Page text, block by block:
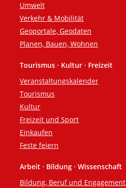
Umwelt
Verkehr & Mobilität
Geoportale, Geodaten
Planen, Bauen, Wohnen
Tourismus · Kultur · Freizeit
Veranstaltungskalender
Tourismus
Kultur
Freizeit und Sport
Einkaufen
Feste feiern
Arbeit · Bildung · Wissenschaft
Bildung, Beruf und Engagement